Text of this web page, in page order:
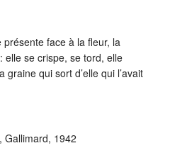
présente face à la fleur, la
elle se crispe, se tord, elle
qui sort d’elle qui l’avait
Gallimard, 1942